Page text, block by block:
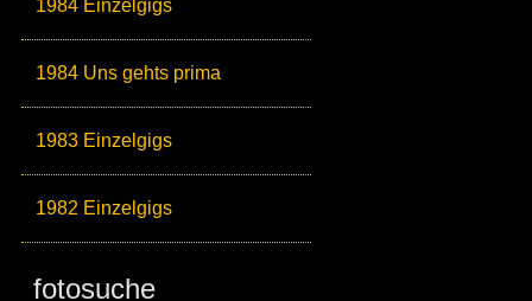
1984 Einzelgigs
1984 Uns gehts prima
1983 Einzelgigs
1982 Einzelgigs
fotosuche